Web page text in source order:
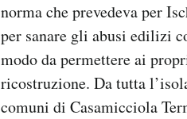
norma che prevedeva per
per sanare gli abusi edilizi
modo da permettere ai
ricostruzione. Da tutta
comuni di Casamicciola